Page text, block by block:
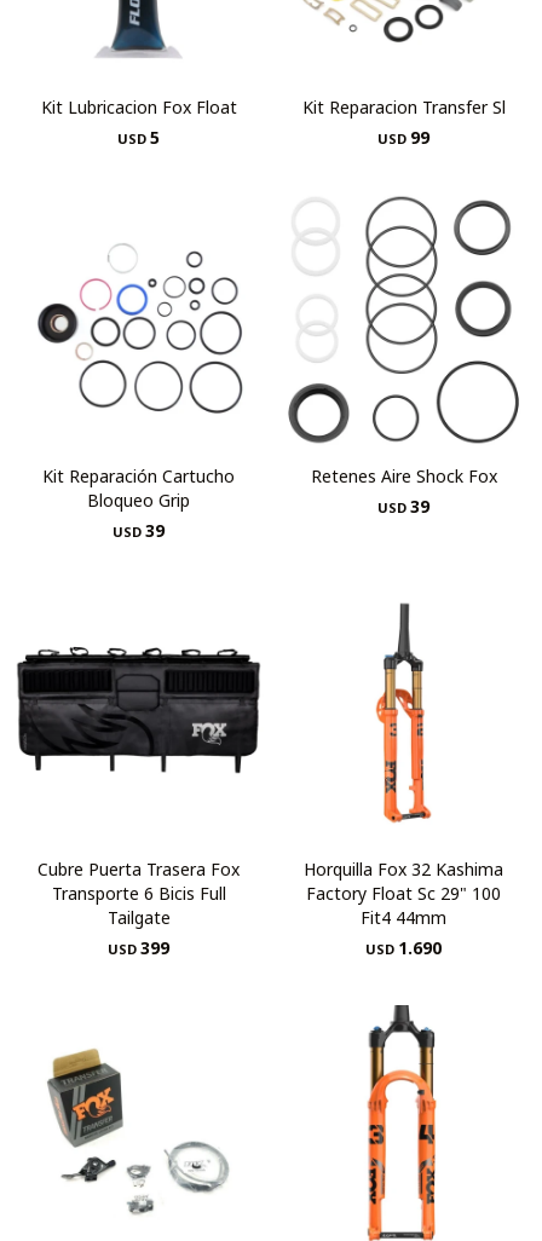
Kit Lubricacion Fox Float
USD 5
Kit Reparacion Transfer Sl
USD 99
Kit Reparación Cartucho
Bloqueo Grip
USD 39
Retenes Aire Shock Fox
USD 39
Cubre Puerta Trasera Fox
Transporte 6 Bicis Full
Tailgate
USD 399
Horquilla Fox 32 Kashima
Factory Float Sc 29" 100
Fit4 44mm
USD 1.690